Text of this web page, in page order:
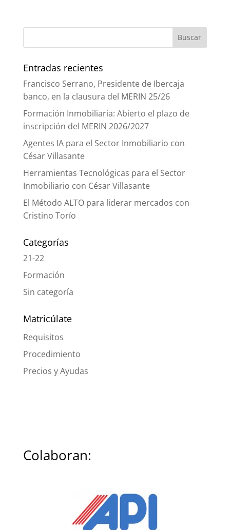
Entradas recientes
Francisco Serrano, Presidente de Ibercaja
banco, en la clausura del MERIN 25/26
Formación Inmobiliaria: Abierto el plazo de
inscripción del MERIN 2026/2027
Agentes IA para el Sector Inmobiliario con
César Villasante
Herramientas Tecnológicas para el Sector
Inmobiliario con César Villasante
El Método ALTO para liderar mercados con
Cristino Torío
Categorías
21-22
Formación
Sin categoría
Matricúlate
Requisitos
Procedimiento
Precios y Ayudas
Colaboran: